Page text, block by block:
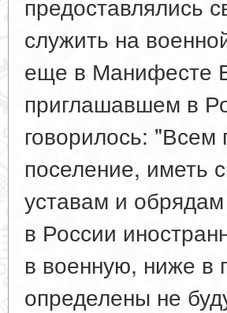
служить на
еще в Манифесте
приглашавшем в
говорилось:
поселение, иметь
уставам и
в России
в военную, ниже в
определены не